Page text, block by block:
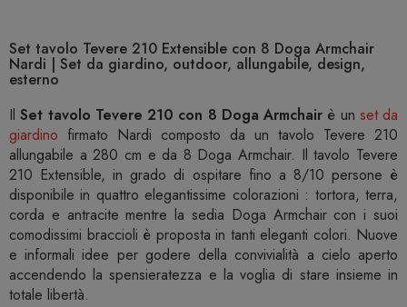
Set tavolo Tevere 210 Extensible con 8 Doga Armchair
Nardi | Set da giardino, outdoor, allungabile, design,
esterno
IlSet tavolo Tevere 210 con 8 Doga Armchair è un set da
giardino firmato Nardi composto da un tavolo Tevere 210
allungabile a 280 cm e da 8 Doga Armchair. Il tavolo Tevere
210 Extensible, in grado di ospitare fino a 8/10 persone è
disponibile in quattro elegantissime colorazioni : tortora, terra,
corda e antracite mentre la sedia Doga Armchair con i suoi
comodissimi braccioli è proposta in tanti eleganti colori. Nuove
e informali idee per godere della convivialità a cielo aperto
accendendo la spensieratezza e la voglia di stare insieme in
totale libertà.